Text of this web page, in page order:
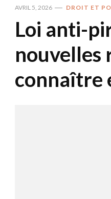
AVRIL 5, 2026 DROIT ET
Loi anti-
nouvelles
connaître